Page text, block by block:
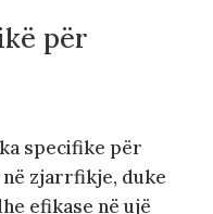
për
specifike për
zjarrfikje, duke
efikase në ujë